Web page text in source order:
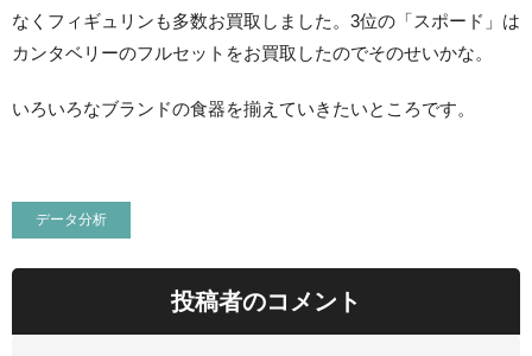
なくフィギュリンも多数お買取しました。3位の「スポード」は
カンタベリーのフルセットをお買取したのでそのせいかな。
いろいろなブランドの食器を揃えていきたいところです。
データ分析
投稿者のコメント